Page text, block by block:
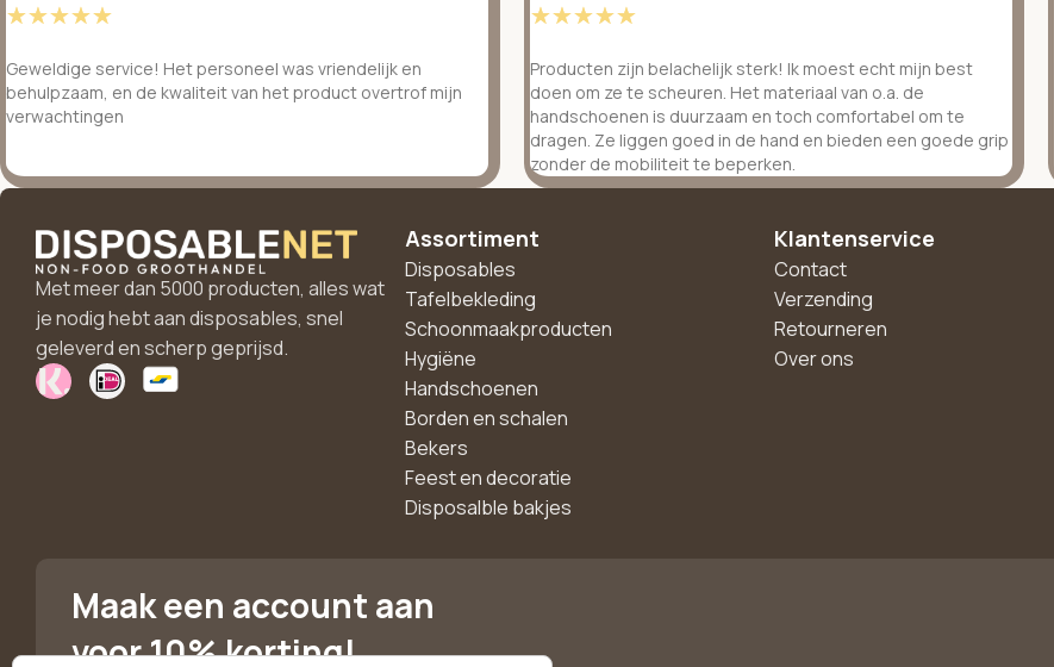
☆☆☆☆☆
Geweldige service! Het personeel was vriendelijk en
behulpzaam, en de kwaliteit van het product overtrof mijn
verwachtingen
☆☆☆☆☆
Producten zijn belachelijk sterk! Ik moest echt mijn best
doen om ze te scheuren. Het materiaal van o.a. de
handschoenen is duurzaam en toch comfortabel om te
dragen. Ze liggen goed in de hand en bieden een goede grip
zonder de mobiliteit te beperken.
Met meer dan 5000 producten, alles wat
je nodig hebt aan disposables, snel
geleverd en scherp geprijsd.
Assortiment
Disposables
Tafelbekleding
Schoonmaakproducten
Hygiëne
Handschoenen
Borden en schalen
Bekers
Feest en decoratie
Disposalble bakjes
Klantenservice
Contact
Verzending
Retourneren
Over ons
Maak een account aan
voor 10% korting!